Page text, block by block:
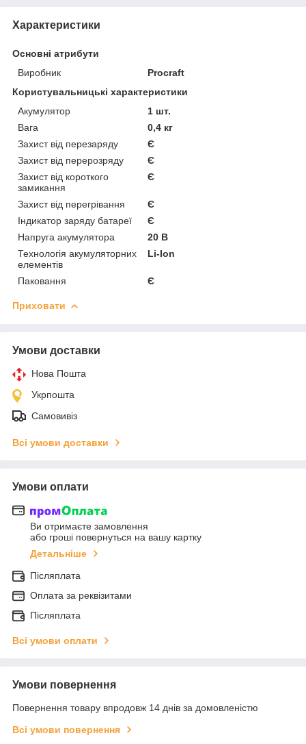
Характеристики
Основні атрибути
Виробник
Procraft
Користувальницькі характеристики
Акумулятор
1 шт.
Вага
0,4 кг
Захист від перезаряду
Є
Захист від перерозряду
Є
Захист від короткого
замикання
Є
Захист від перегрівання
Є
Індикатор заряду батареї
Є
Напруга акумулятора
20 В
Технологія акумуляторних
елементів
Li-Ion
Паковання Є
Приховати
Умови доставки
Нова Пошта
Укрпошта
Самовивіз
Всі умови доставки
Умови оплати
Ви отримаєте замовлення
або гроші повернуться на вашу картку
Детальніше
Післяплата
Оплата за реквізитами
Післяплата
Всі умови оплати
Умови повернення
Повернення товару впродовж 14 днів за домовленістю
Всі умови повернення